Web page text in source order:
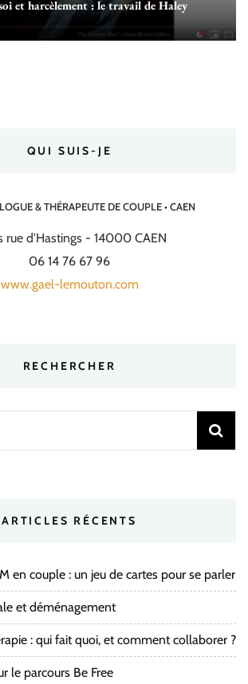
et harcèlement : le travail de Haley
QUI SUIS-JE
& THÉRAPEUTE DE COUPLE • CAEN
rue d'Hastings - 14000 CAEN
06 14 76 67 96
www.gael-lemouton.com
RECHERCHER
ARTICLES RÉCENTS
en couple : un jeu de cartes pour se parler
et déménagement
: qui fait quoi, et comment collaborer ?
le parcours Be Free